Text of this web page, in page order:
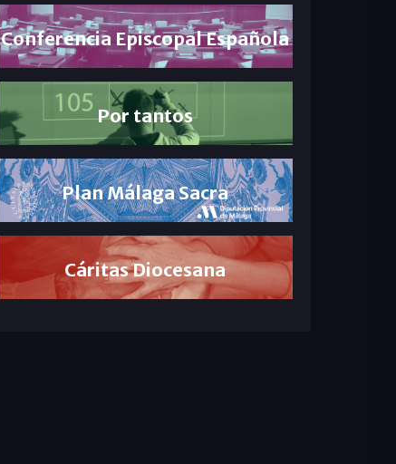
Conferencia Episcopal Española
Por tantos
Plan Málaga Sacra
Cáritas Diocesana